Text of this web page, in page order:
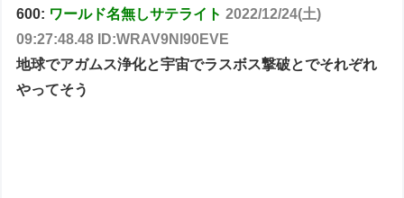
600: ワールド名無しサテライト 2022/12/24(土)
09:27:48.48 ID:WRAV9Nl90EVE
地球でアガムス浄化と宇宙でラスボス撃破とでそれぞれ
やってそう